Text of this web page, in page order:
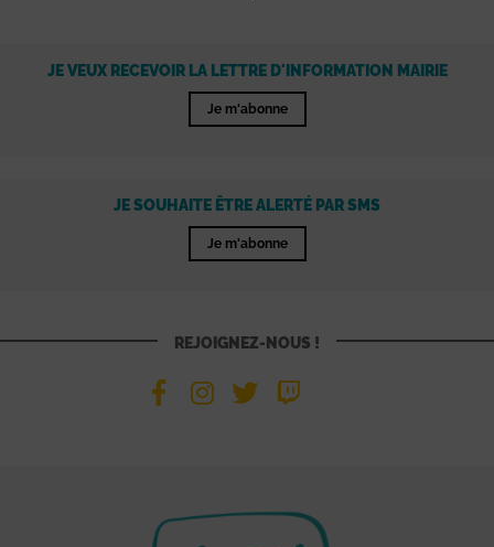
JE VEUX RECEVOIR LA LETTRE D'INFORMATION MAIRIE
Je m'abonne
JE SOUHAITE ÊTRE ALERTÉ PAR SMS
Je m'abonne
REJOIGNEZ-NOUS !